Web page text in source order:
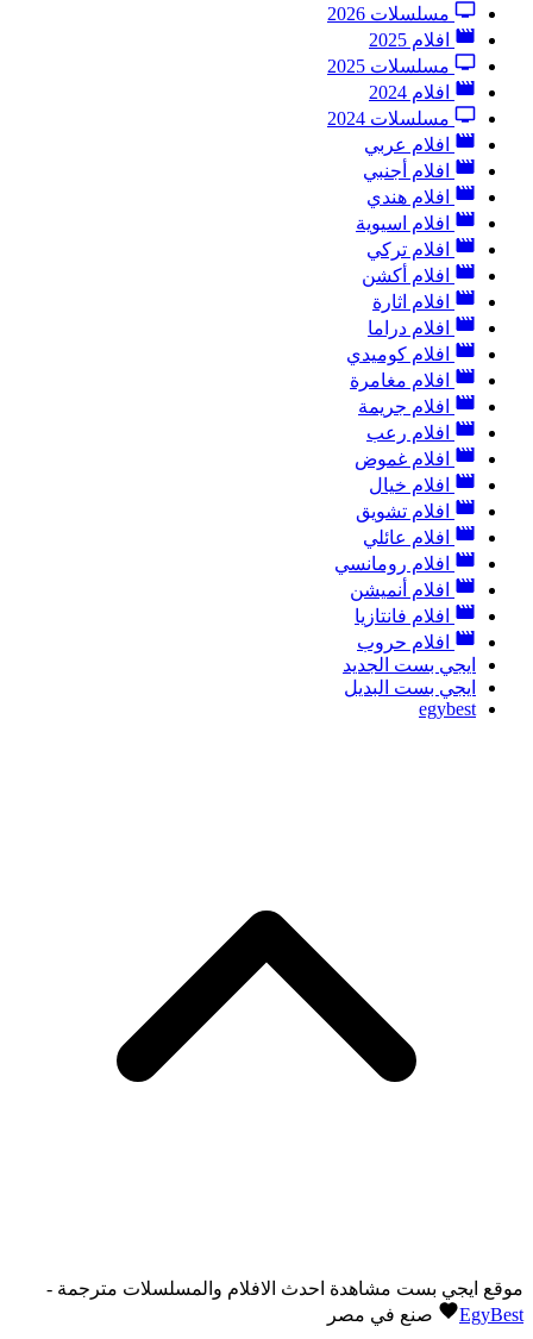
مسلسلات 2026
افلام 2025
مسلسلات 2025
افلام 2024
مسلسلات 2024
افلام عربي
افلام أجنبي
افلام هندي
افلام اسيوية
افلام تركي
افلام أكشن
افلام اثارة
افلام دراما
افلام كوميدي
افلام مغامرة
افلام جريمة
افلام رعب
افلام غموض
افلام خيال
افلام تشويق
افلام عائلي
افلام رومانسي
افلام أنميشن
افلام فانتازيا
افلام حروب
ايجي بست الجديد
ايجي بست البديل
egybest
موقع ايجي بست مشاهدة احدث الافلام والمسلسلات مترجمة -
EgyBest
صنع في مصر